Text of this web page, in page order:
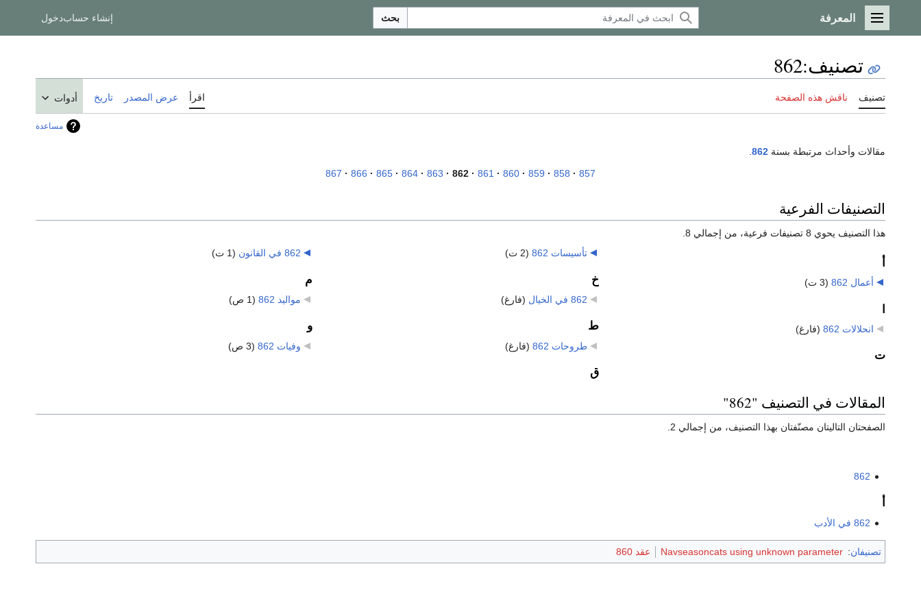
القائمة الرئيسية
المعرفة بحث إنشاء حسابدخول
تصنيف:
862
تصنيف ناقش هذه الصفحة اقرأ عرض المصدر تاريخ أدوات
مساعدة
مقالات وأحداث مرتبطة بسنة 862
857
858
859
860
861
862
863
864
865
866
867
التصنيفات الفرعية
هذا التصنيف يحوي 8 تصنيفات فرعية، من إجمالي 8.
أعمال 862 (3 ت)
انحلالات 862 (فارغ)
ت
تأسيسات 862 (2 ت)
خ
862 في الخيال (فارغ)
ط
طروحات 862 (فارغ)
ق
862 في القانون (1 ت)
م
مواليد 862 (1 ص)
و
وفيات 862 (3 ص)
المقالات في التصنيف "862"
الصفحتان التاليتان مصنّفتان بهذا التصنيف، من إجمالي 2.
862
862 في الأدب
تصنيفان:
Navseasoncats using unknown parameter عقد 860